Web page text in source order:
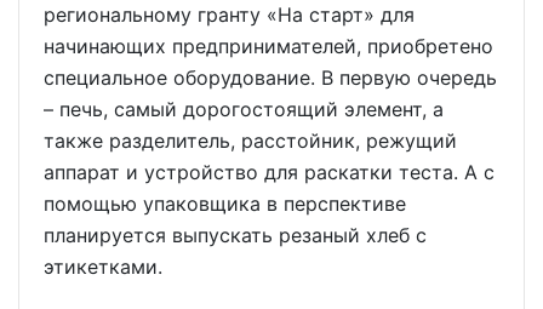
региональному гранту «На старт» для
начинающих предпринимателей, приобретено
специальное оборудование. В первую очередь
– печь, самый дорогостоящий элемент, а
также разделитель, расстойник, режущий
аппарат и устройство для раскатки теста. А с
помощью упаковщика в перспективе
планируется выпускать резаный хлеб с
этикетками.